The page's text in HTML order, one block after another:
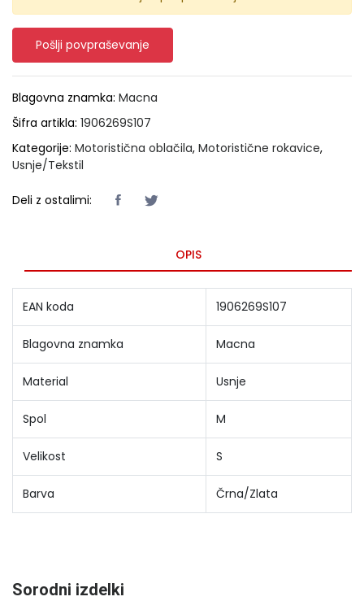
Pošlji povpraševanje
Blagovna znamka: Macna
Šifra artikla: 1906269S107
Kategorije: Motoristična oblačila, Motoristične rokavice,
Usnje/Tekstil
Deli z ostalimi:
OPIS
EAN koda 1906269S107
Blagovna znamka Macna
Material Usnje
Spol M
Velikost S
Barva Črna/Zlata
Sorodni izdelki